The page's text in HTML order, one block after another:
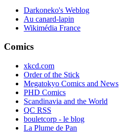
Darkoneko's Weblog
Au canard-lapin
Wikimédia France
Comics
xkcd.com
Order of the Stick
Megatokyo Comics and News
PHD Comics
Scandinavia and the World
QC RSS
bouletcorp - le blog
La Plume de Pan